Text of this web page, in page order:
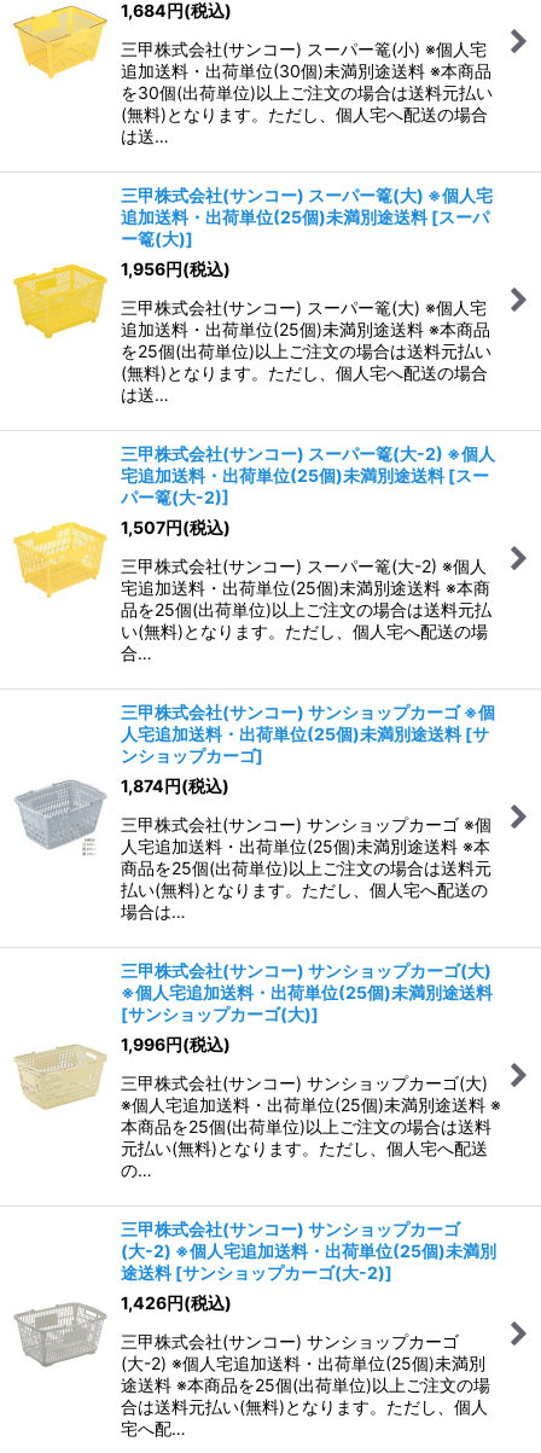
1,684円(税込)
三甲株式会社(サンコー) スーパー篭(小) ※個人宅
追加送料・出荷単位(30個)未満別途送料 ※本商品
を30個(出荷単位)以上ご注文の場合は送料元払い
(無料)となります。ただし、個人宅へ配送の場合
は送…
三甲株式会社(サンコー) スーパー篭(大) ※個人宅
追加送料・出荷単位(25個)未満別途送料 [スーパ
ー篭(大)]
1,956円(税込)
三甲株式会社(サンコー) スーパー篭(大) ※個人宅
追加送料・出荷単位(25個)未満別途送料 ※本商品
を25個(出荷単位)以上ご注文の場合は送料元払い
(無料)となります。ただし、個人宅へ配送の場合
は送…
三甲株式会社(サンコー) スーパー篭(大-2) ※個人
宅追加送料・出荷単位(25個)未満別途送料 [スー
パー篭(大-2)]
1,507円(税込)
三甲株式会社(サンコー) スーパー篭(大-2) ※個人
宅追加送料・出荷単位(25個)未満別途送料 ※本商
品を25個(出荷単位)以上ご注文の場合は送料元払
い(無料)となります。ただし、個人宅へ配送の場
合…
三甲株式会社(サンコー) サンショップカーゴ ※個
人宅追加送料・出荷単位(25個)未満別途送料 [サ
ンショップカーゴ]
1,874円(税込)
三甲株式会社(サンコー) サンショップカーゴ ※個
人宅追加送料・出荷単位(25個)未満別途送料 ※本
商品を25個(出荷単位)以上ご注文の場合は送料元
払い(無料)となります。ただし、個人宅へ配送の
場合は…
三甲株式会社(サンコー) サンショップカーゴ(大)
※個人宅追加送料・出荷単位(25個)未満別途送料
[サンショップカーゴ(大)]
1,996円(税込)
三甲株式会社(サンコー) サンショップカーゴ(大)
※個人宅追加送料・出荷単位(25個)未満別途送料 ※
本商品を25個(出荷単位)以上ご注文の場合は送料
元払い(無料)となります。ただし、個人宅へ配送
の…
三甲株式会社(サンコー) サンショップカーゴ
(大-2) ※個人宅追加送料・出荷単位(25個)未満別
途送料 [サンショップカーゴ(大-2)]
1,426円(税込)
三甲株式会社(サンコー) サンショップカーゴ
(大-2) ※個人宅追加送料・出荷単位(25個)未満別
途送料 ※本商品を25個(出荷単位)以上ご注文の場
合は送料元払い(無料)となります。ただし、個人
宅へ配…